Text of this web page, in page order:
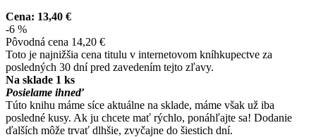
Cena: 13,40 €
-6 %
Pôvodná cena 14,20 €
Toto je najnižšia cena titulu v internetovom kníhkupectve za
posledných 30 dní pred zavedením tejto zľavy.
Na sklade 1 ks
Posielame ihneď
Túto knihu máme síce aktuálne na sklade, máme však už iba
posledné kusy. Ak ju chcete mať rýchlo, ponáhľajte sa! Dodanie
ďalších môže trvať dlhšie, zvyčajne do šiestich dní.